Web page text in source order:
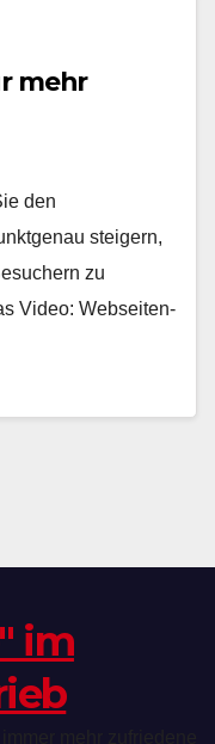
mehr
den
steigern,
zu
Video: Webseiten-
im